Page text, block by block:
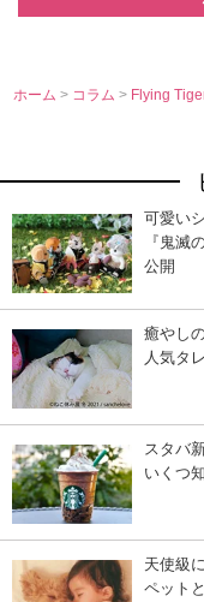
ホーム > コラム> Flying
可愛い
『鬼滅
公開
癒やし
人気タ
スタバ
いくつ
天使級
ペット